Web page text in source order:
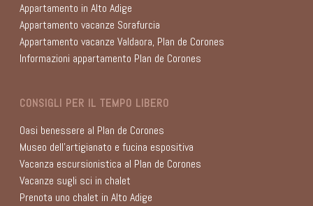
Appartamento in Alto Adige
Appartamento vacanze Sorafurcia
Appartamento vacanze Valdaora, Plan de Corones
Informazioni appartamento Plan de Corones
CONSIGLI PER IL TEMPO LIBERO
Oasi benessere al Plan de Corones
Museo dell’artigianato e fucina espositiva
Vacanza escursionistica al Plan de Corones
Vacanze sugli sci in chalet
Prenota uno chalet in Alto Adige